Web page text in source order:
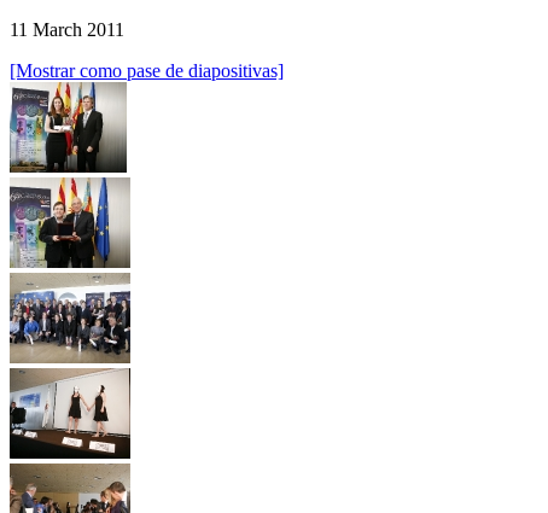
11 March 2011
[Mostrar como pase de diapositivas]